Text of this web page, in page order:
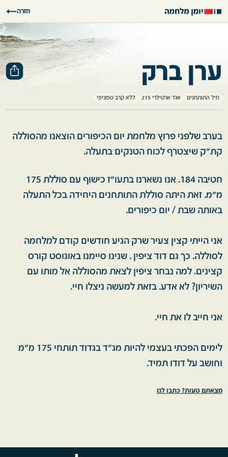
חזרה
ערן ברק
חיל התותחנים אגד ארטילרי 215 ללא קרב ספציפי
בערב שלפני פרוץ מלחמת יום הכיפורים הוצאנו מהסוללה
קת"ק שיצטרף לכוח הטנקים בתעלה.
חטיבה 184. אנו נשארנו בתעו"ז כישוף עם סוללת 175
מ"מ. זאת היתה סוללת התותחנים היחידה בכל התעלה
באותה שבת / יום כיפורים.
אני הייתי קצין צעיר שרק הגיע חודשים קודם למלחמה
לסוללה. כך גם דוד ציפין . שנינו סיימנו באוגוסט קורס
קצינים. למה נבחר ציפין לצאת מהסוללה אל מותו עם
השיריון? לא אדע. בזאת למעשה ניצלו חיי.
אני חייב לו את חיי.
לימים הפכתי בעצמי להיות מג"ד בגדוד תותחי 175 מ"מ
וחושב על דודו תמיד.
מצאתם טעות? כתבו לנו